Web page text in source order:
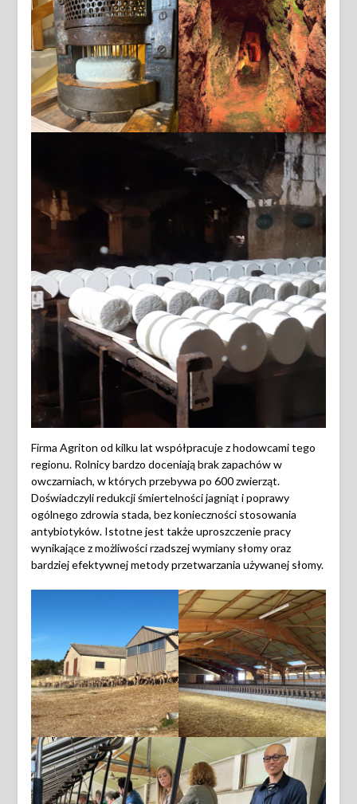
Firma Agriton od kilku lat współpracuje z hodowcami tego
regionu. Rolnicy bardzo doceniają brak zapachów w
owczarniach, w których przebywa po 600 zwierząt.
Doświadczyli redukcji śmiertelności jagniąt i poprawy
ogólnego zdrowia stada, bez konieczności stosowania
antybiotyków. Istotne jest także uproszczenie pracy
wynikające z możliwości rzadszej wymiany słomy oraz
bardziej efektywnej metody przetwarzania używanej słomy.